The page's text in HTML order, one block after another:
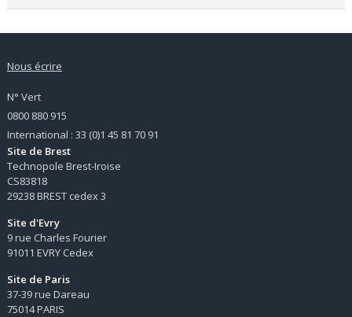
Nous écrire
N° Vert
0800 880 915
International : 33 (0)1 45 81 70 91
Site de Brest
Technopole Brest-Iroise
CS83818
29238 BREST cedex 3
Site d'Evry
9 rue Charles Fourier
91011 EVRY Cedex
Site de Paris
37-39 rue Dareau
75014 PARIS